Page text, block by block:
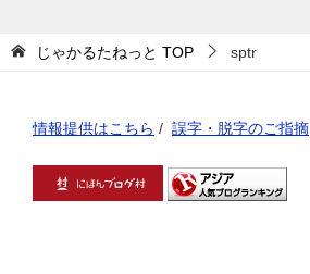
じゃかるたねっと TOP sptr
情報提供はこちら / 誤字・脱字のご指摘